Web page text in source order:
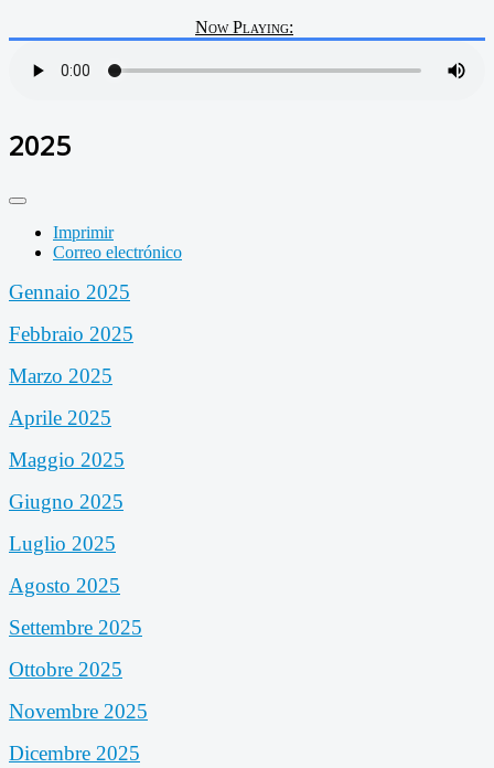
Now Playing:
2025
Imprimir
Correo electrónico
Gennaio 2025
Febbraio 2025
Marzo 2025
Aprile 2025
Maggio 2025
Giugno 2025
Luglio 2025
Agosto 2025
Settembre 2025
Ottobre 2025
Novembre 2025
Dicembre 2025